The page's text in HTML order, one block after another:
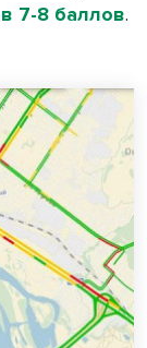
7-8 баллов.